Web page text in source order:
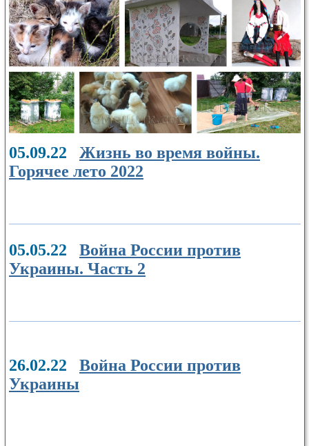
05.09.22 Жизнь во время войны.
Горячее лето 2022
05.05.22 Война России против
Украины. Часть 2
26.02.22 Война России против
Украины